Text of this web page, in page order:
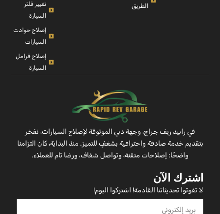
الطريق
تغيير فلتر
السيارة
إصلاح حوادث
السيارات
إصلاح فرامل
السيارة
في رابيد ريف جراج، وجهة دبي الموثوقة لإصلاح السيارات، نفخر
بتقديم خدمة صادقة واحترافية بشغفٍ للتميز. منذ البداية، كان التزامنا
واضحًا: إصلاحات متقنة، وتواصل شفاف، ورضا تام للعملاء.
اشترك الآن
لا تفوتوا تحديثاتنا القادمة! اشتركوا اليوم!